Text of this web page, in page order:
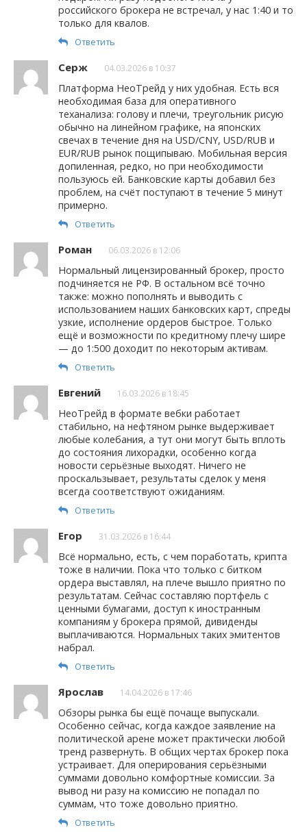
российского брокера не встречал, у нас 1:40 и то
только для квалов.
Ответить
Серж 04.03.2026 в 10:37
Платформа НеоТрейд у них удобная. Есть вся
необходимая база для оперативного
теханализа: голову и плечи, треугольник рисую
обычно на линейном графике, на японских
свечах в течение дня на USD/CNY, USD/RUB и
EUR/RUB рынок пощипываю. Мобильная версия
допиленная, редко, но при необходимости
пользуюсь ей. Банковские карты добавил без
проблем, на счёт поступают в течение 5 минут
примерно.
Ответить
Роман 06.03.2026 в 12:06
Нормальный лицензированный брокер, просто
подчиняется не РФ. В остальном всё точно
также: можно пополнять и выводить с
использованием наших банковских карт, спреды
узкие, исполнение ордеров быстрое. Только
ещё и возможности по кредитному плечу шире
— до 1:500 доходит по некоторым активам.
Ответить
Евгений 16.03.2026 в 18:45
НеоТрейд в формате вебки работает
стабильно, на нефтяном рынке выдерживает
любые колебания, а тут они могут быть вплоть
до состояния лихорадки, особенно когда
новости серьёзные выходят. Ничего не
проскальзывает, результаты сделок у меня
всегда соответствуют ожиданиям.
Ответить
Егор 31.03.2026 в 16:44
Всё нормально, есть, с чем поработать, крипта
тоже в наличии. Пока что только с битком
ордера выставлял, на плече вышло приятно по
результатам. Сейчас составляю портфель с
ценными бумагами, доступ к иностранным
компаниям у брокера прямой, дивиденды
выплачиваются. Нормальных таких эмитентов
набрал.
Ответить
Ярослав 14.04.2026 в 17:46
Обзоры рынка бы ещё почаще выпускали.
Особенно сейчас, когда каждое заявление на
политической арене может практически любой
тренд развернуть. В общих чертах брокер пока
устраивает. Для оперирования серьёзными
суммами довольно комфортные комиссии. За
вывод ни разу на комиссию не попадал по
суммам, что тоже довольно приятно.
Ответить